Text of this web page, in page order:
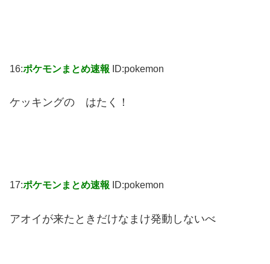
16:ポケモンまとめ速報 ID:pokemon
ケッキングの はたく！
17:ポケモンまとめ速報 ID:pokemon
アオイが来たときだけなまけ発動しないべ